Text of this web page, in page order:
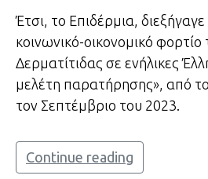
Έτσι, το Επιδέρμια,
κοινωνικό-οικονομικό φορτίο
Δερματίτιδας σε ενήλικες
μελέτη παρατήρησης», από
τον Σεπτέμβριο του 2023.
Continue reading